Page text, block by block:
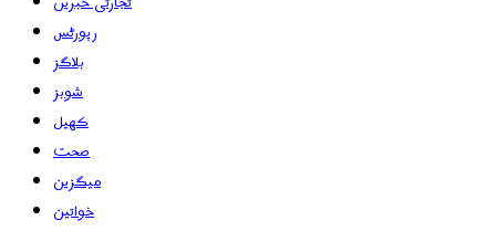
رپورٹس
بلاگز
شوبز
کھیل
صحت
میگزین
خواتین